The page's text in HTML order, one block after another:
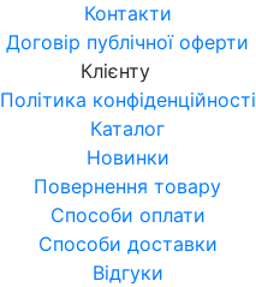
Контакти
Договір публічної оферти
Клієнту
Політика конфіденційності
Каталог
Новинки
Повернення товару
Способи оплати
Способи доставки
Відгуки